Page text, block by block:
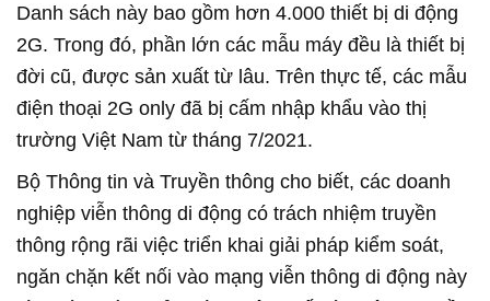
Danh sách này bao gồm hơn 4.000 thiết bị di động
2G. Trong đó, phần lớn các mẫu máy đều là thiết bị
đời cũ, được sản xuất từ lâu. Trên thực tế, các mẫu
điện thoại 2G only đã bị cấm nhập khẩu vào thị
trường Việt Nam từ tháng 7/2021.
Bộ Thông tin và Truyền thông cho biết, các doanh
nghiệp viễn thông di động có trách nhiệm truyền
thông rộng rãi việc triển khai giải pháp kiểm soát,
ngăn chặn kết nối vào mạng viễn thông di động này